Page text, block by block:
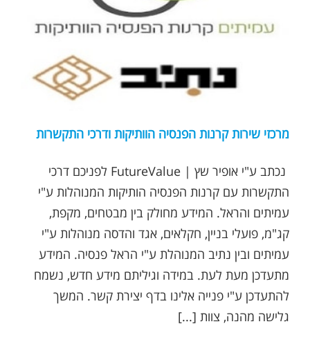
מרכזי שירות קרנות הפנסיה הוותיקות ודרכי התקשרות
נכתב ע"י אופיר שץ | FutureValue לפניכם דרכי
התקשרות עם קרנות הפנסיה הותיקות המנוהלות ע"י
עמיתים והראל. המידע מחולק בין מבטחים, מקפת,
קג"מ, פועלי בניין, חקלאים, אגד והדסה מנוהלות ע"י
עמיתים ובין נתיב המנוהלת ע"י הראל פנסיה. המידע
מתעדכן מעת לעת. במידה וגיליתם מידע חדש, נשמח
להתעדכן ע"י פנייה אלינו בדף יצירת קשר. המשך
גלישה מהנה, צוות [...]